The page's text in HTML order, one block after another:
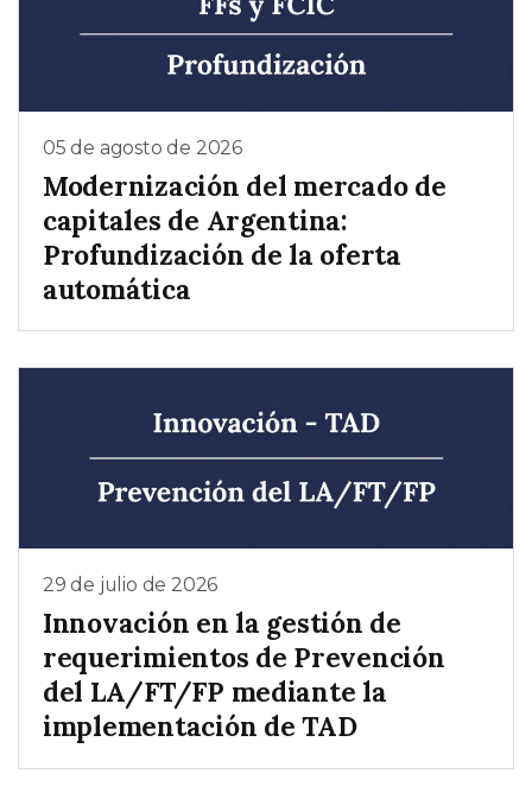
05 de agosto de 2026
Modernización del mercado de
capitales de Argentina:
Profundización de la oferta
automática
29 de julio de 2026
Innovación en la gestión de
requerimientos de Prevención
del LA/FT/FP mediante la
implementación de TAD